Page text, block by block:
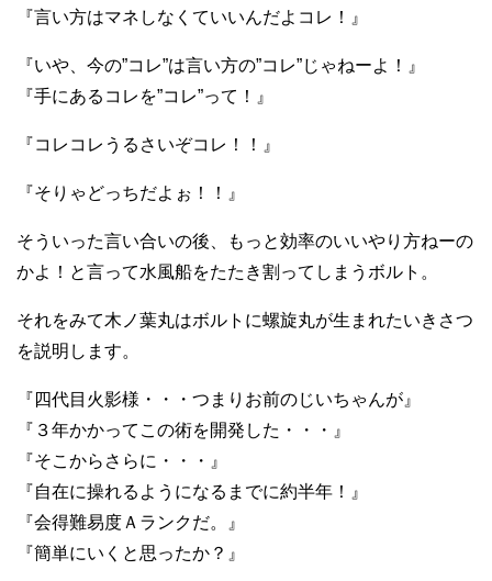
『言い方はマネしなくていいんだよコレ！』
『いや、今の”コレ”は言い方の”コレ”じゃねーよ！』
『手にあるコレを”コレ”って！』
『コレコレうるさいぞコレ！！』
『そりゃどっちだよぉ！！』
そういった言い合いの後、もっと効率のいいやり方ねーの
かよ！と言って水風船をたたき割ってしまうボルト。
それをみて木ノ葉丸はボルトに螺旋丸が生まれたいきさつ
を説明します。
『四代目火影様・・・つまりお前のじいちゃんが』
『３年かかってこの術を開発した・・・』
『そこからさらに・・・』
『自在に操れるようになるまでに約半年！』
『会得難易度Ａランクだ。』
『簡単にいくと思ったか？』